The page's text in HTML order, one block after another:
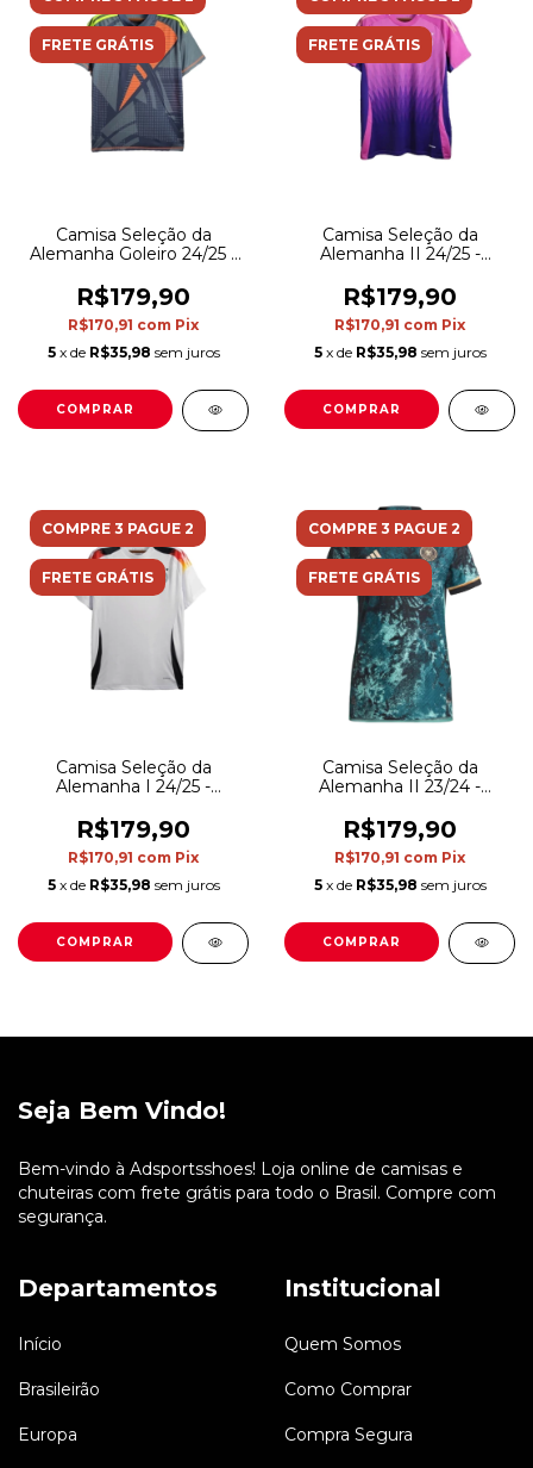
FRETE GRÁTIS
Camisa Seleção da
Alemanha Goleiro 24/25 -
- Cinza com detalhes em
laranja e amarelo
R$179,90
R$170,91 com Pix
5 x de R$35,98 sem juros
COMPRAR
FRETE GRÁTIS
Camisa Seleção da
Alemanha II 24/25 -
- Rosa com detalhes em
roxo
R$179,90
R$170,91 com Pix
5 x de R$35,98 sem juros
COMPRAR
COMPRE 3 PAGUE 2
FRETE GRÁTIS
Camisa Seleção da
Alemanha I 24/25 -
- Branca
R$179,90
R$170,91 com Pix
5 x de R$35,98 sem juros
COMPRAR
COMPRE 3 PAGUE 2
FRETE GRÁTIS
Camisa Seleção da
Alemanha II 23/24 -
- Verde
R$179,90
R$170,91 com Pix
5 x de R$35,98 sem juros
COMPRAR
Seja Bem Vindo!
Bem-vindo à Adsportsshoes! Loja online de camisas e
chuteiras com frete grátis para todo o Brasil. Compre com
segurança.
Departamentos
Início
Brasileirão
Europa
Institucional
Quem Somos
Como Comprar
Compra Segura